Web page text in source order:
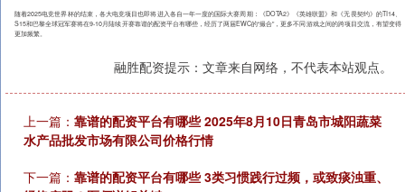
随着2025电竞世界杯的结束，各大电竞项目也即将进入各自一年一度的国际大赛周期：《DOTA2》《英雄联盟》和《无畏契约》的TI14、
S15和巴黎全球冠军赛将在9-10月陆续开赛靠谱的配资平台有哪些，经历了两届EWC的“撮合”，更多不同游戏之间的跨项目交流，有望变得
更加频繁。
融胜配资提示：文章来自网络，不代表本站观点。
上一篇： 靠谱的配资平台有哪些 2025年8月10日青岛市城阳蔬菜
水产品批发市场有限公司价格行情
下一篇： 靠谱的配资平台有哪些 3类习惯践行过频，或致痰浊重、